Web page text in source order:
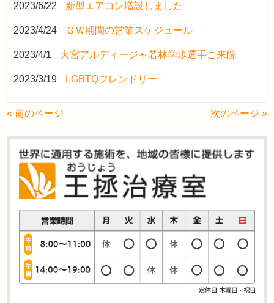
2023/6/22 新型エアコン増設しました
2023/4/24 ＧＷ期間の営業スケジュール
2023/4/1 大宮アルディージャ若林学歩選手ご来院
2023/3/19 LGBTQフレンドリー
« 前のページ 次のページ »